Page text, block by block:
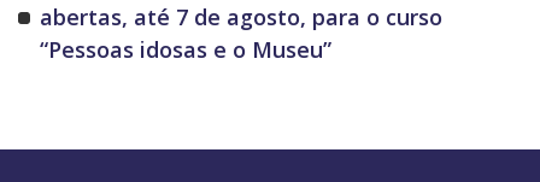
abertas, até 7 de agosto, para o curso
“Pessoas idosas e o Museu”